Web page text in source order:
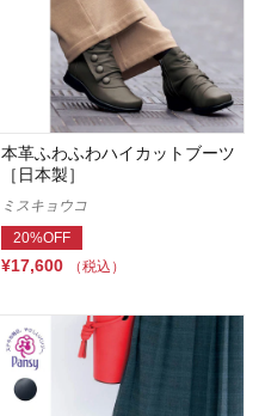
本革ふわふわハイカットブーツ
［日本製］
ミスキョウコ
20%OFF
¥17,600 （税込）